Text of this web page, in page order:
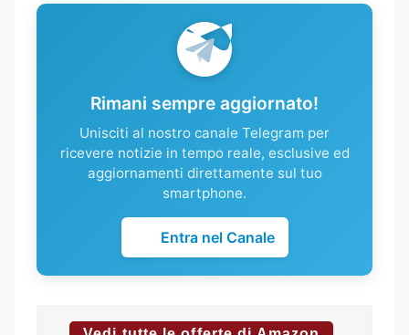
Rimani sempre aggiornato!
Unisciti al nostro canale Telegram per
ricevere notizie in tempo reale, esclusive ed
aggiornamenti direttamente sul tuo
smartphone.
Entra nel Canale